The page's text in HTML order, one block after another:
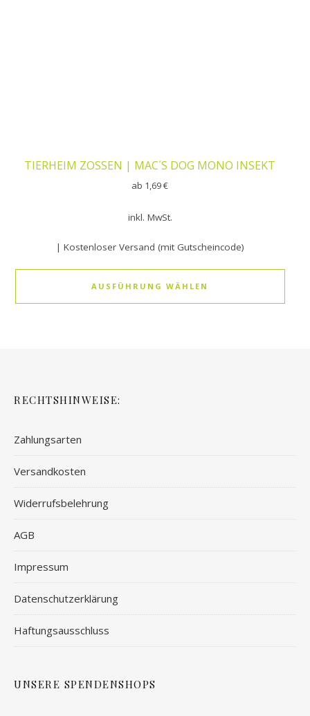
TIERHEIM ZOSSEN | MAC´S DOG MONO INSEKT
ab 1,69€
inkl. MwSt.
| Kostenloser Versand (mit Gutscheincode)
AUSFÜHRUNG WÄHLEN
RECHTSHINWEISE:
Zahlungsarten
Versandkosten
Widerrufsbelehrung
AGB
Impressum
Datenschutzerklärung
Haftungsausschluss
UNSERE SPENDENSHOPS